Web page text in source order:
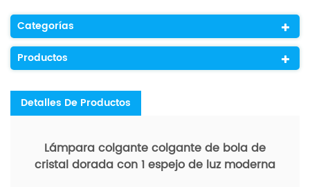
Categorías
Productos
Detalles De Productos
Lámpara colgante colgante de bola de
cristal dorada con 1 espejo de luz moderna